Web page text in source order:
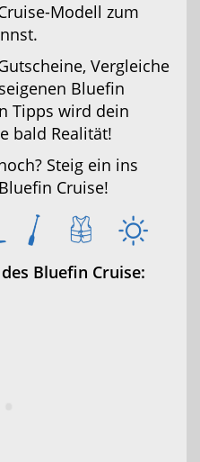
Modell zum
Vergleiche
Bluefin
Tipps wird dein
bald Realität!
Steig ein ins
Cruise!
Bluefin Cruise: